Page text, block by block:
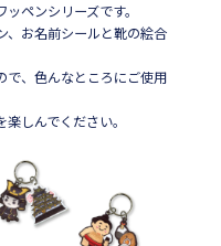
ペンシリーズです。
、お名前シールと靴の絵合
で、色んなところにご使用
しんでください。